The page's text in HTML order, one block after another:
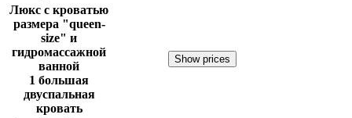
Люкс с кроватью
размера "queen-
size" и
гидромассажной
ванной
1 большая
двуспальная
кровать
Show prices